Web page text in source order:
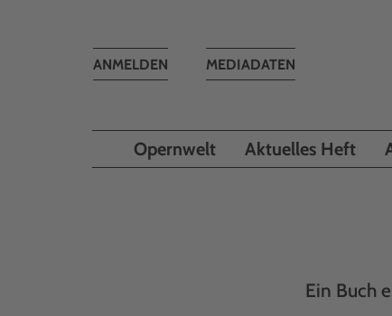
MEDIADATEN
Toggle
ANMELDEN
Opernwelt Aktuelles Heft
Ein Buch